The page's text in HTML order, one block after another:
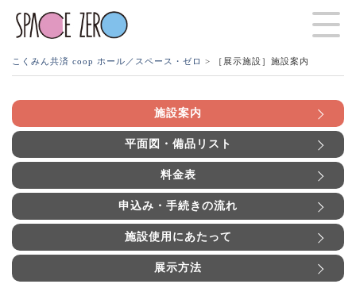
こくみん共済 coop ホール／スペース・ゼロ > ［展示施設］施設案内
施設案内
平面図・備品リスト
料金表
申込み・手続きの流れ
施設使用にあたって
展示方法